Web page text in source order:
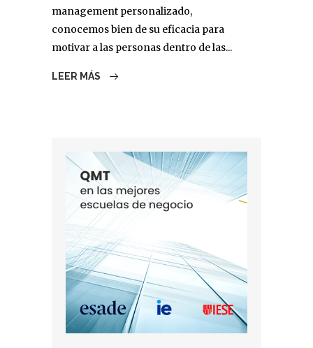
management personalizado,
conocemos bien de su eficacia para
motivar a las personas dentro de las...
LEER MÁS